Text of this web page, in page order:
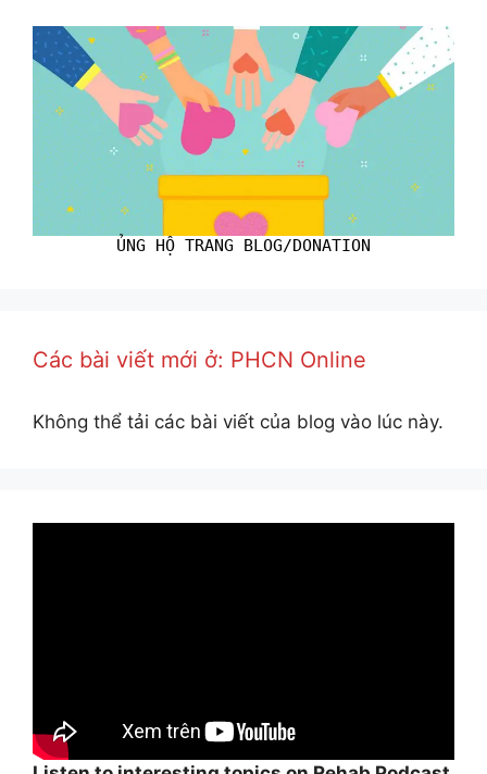
ỦNG HỘ TRANG BLOG/DONATION
Các bài viết mới ở: PHCN Online
Không thể tải các bài viết của blog vào lúc này.